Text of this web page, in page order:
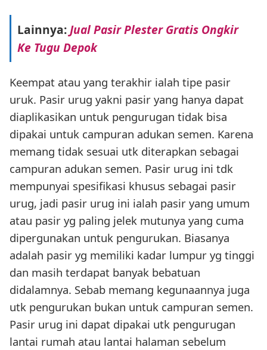
Lainnya:Jual Pasir Plester Gratis Ongkir
Ke Tugu Depok
Keempat atau yang terakhir ialah tipe pasir
uruk. Pasir urug yakni pasir yang hanya dapat
diaplikasikan untuk pengurugan tidak bisa
dipakai untuk campuran adukan semen. Karena
memang tidak sesuai utk diterapkan sebagai
campuran adukan semen. Pasir urug ini tdk
mempunyai spesifikasi khusus sebagai pasir
urug, jadi pasir urug ini ialah pasir yang umum
atau pasir yg paling jelek mutunya yang cuma
dipergunakan untuk pengurukan. Biasanya
adalah pasir yg memiliki kadar lumpur yg tinggi
dan masih terdapat banyak bebatuan
didalamnya. Sebab memang kegunaannya juga
utk pengurukan bukan untuk campuran semen.
Pasir urug ini dapat dipakai utk pengurugan
lantai rumah atau lantai halaman sebelum